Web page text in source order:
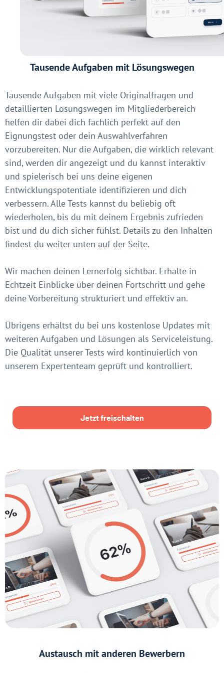
Tausende Aufgaben mit Lösungswegen
Tausende Aufgaben mit viele Originalfragen und
detaillierten Lösungswegen im Mitgliederbereich
helfen dir dabei dich fachlich perfekt auf den
Eignungstest oder dein Auswahlverfahren
vorzubereiten. Nur die Aufgaben, die wirklich relevant
sind, werden dir angezeigt und du kannst interaktiv
und spielerisch bei uns deine eigenen
Entwicklungspotentiale identifizieren und dich
verbessern. Alle Tests kannst du beliebig oft
wiederholen, bis du mit deinem Ergebnis zufrieden
bist und du dich sicher fühlst. Details zu den Inhalten
findest du weiter unten auf der Seite.
Wir machen deinen Lernerfolg sichtbar. Erhalte in
Echtzeit Einblicke über deinen Fortschritt und gehe
deine Vorbereitung strukturiert und effektiv an.
Übrigens erhältst du bei uns kostenlose Updates mit
weiteren Aufgaben und Lösungen als Serviceleistung.
Die Qualität unserer Tests wird kontinuierlich von
unserem Expertenteam geprüft und kontrolliert.
Jetzt freischalten
Austausch mit anderen Bewerbern